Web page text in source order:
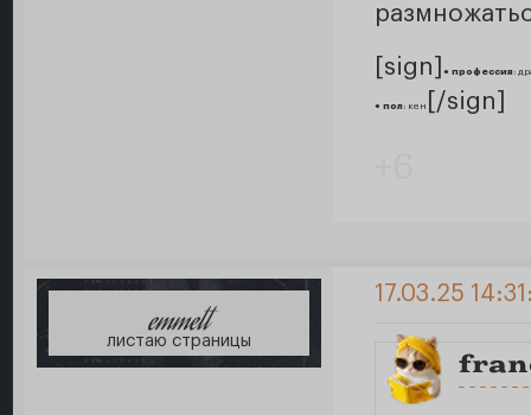
[sign] ● профессия:
● пол: кен [/sign]
emmett
листаю страницы
17.03.25